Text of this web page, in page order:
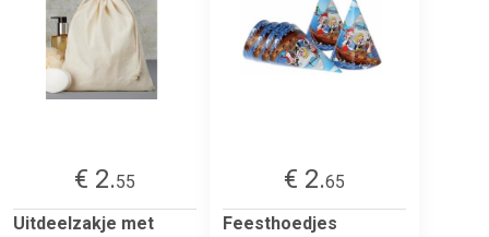
€ 2.55
Uitdeelzakje met
€ 2.65
Feesthoedjes